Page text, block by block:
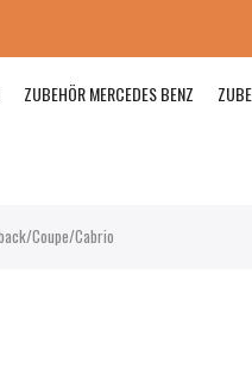
ZUBEHÖR MERCEDES BENZ
Coupe/Cabrio